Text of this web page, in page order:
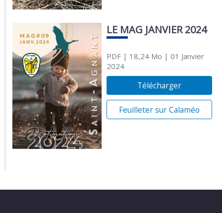
LE MAG JANVIER 2024
PDF| 18,24 Mo | 01 Janvier
2024
Télécharger
Feuilleter sur Calaméo